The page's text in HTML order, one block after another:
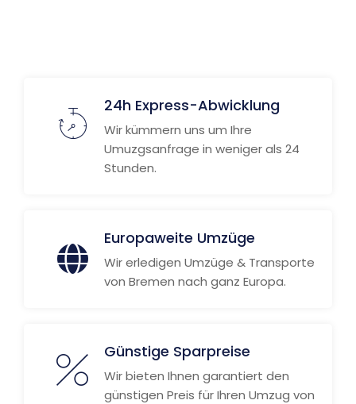
24h Express-Abwicklung
Wir kümmern uns um Ihre
Umuzgsanfrage in weniger als 24
Stunden.
Europaweite Umzüge
Wir erledigen Umzüge & Transporte
von Bremen nach ganz Europa.
Günstige Sparpreise
Wir bieten Ihnen garantiert den
günstigen Preis für Ihren Umzug von